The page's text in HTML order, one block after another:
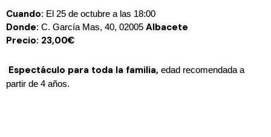
Cuando: El 25 de octubre a las 18:00
Donde: C. García Mas, 40, 02005 Albacete
Precio: 23,00€
Espectáculo para toda la familia, edad recomendada a
partir de 4 años.